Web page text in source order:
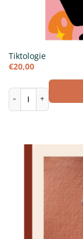
Tiktologie
€20,00
Tiktologie aantal